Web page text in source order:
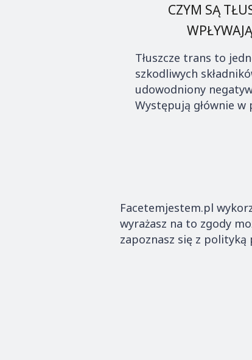
CZYM SĄ
Tłuszcze trans to
szkodliwych
udowodniony
Występują głównie w
Facetemjestem.pl
wyrażasz na to zgody
zapoznasz się z